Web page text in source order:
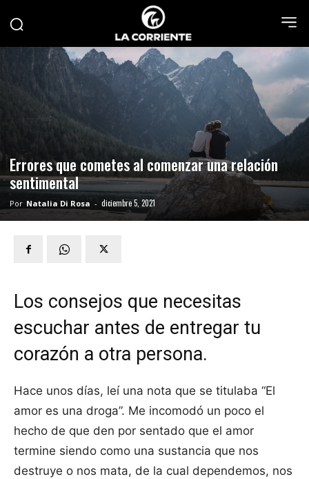
Errores que cometes al comenzar una relación
sentimental
Por Natalia Di Rosa - diciembre 5, 2021
Los consejos que necesitas
escuchar antes de entregar tu
corazón a otra persona.
Hace unos días, leí una nota que se titulaba “El
amor es una droga”. Me incomodó un poco el
hecho de que den por sentado que el amor
termine siendo como una sustancia que nos
destruye o nos mata, de la cual dependemos, nos